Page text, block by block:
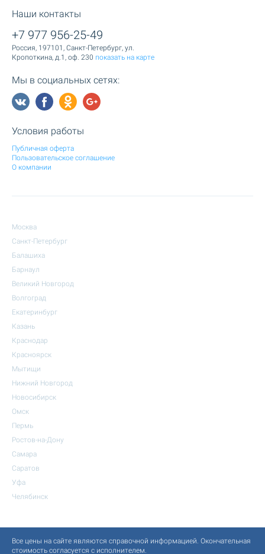
Наши контакты
+7 977 956-25-49
Россия, 197101, Санкт-Петербург, ул.
Кропоткина, д.1, оф. 230 показать на карте
Мы в социальных сетях:
Условия работы
Публичная оферта
Пользовательское соглашение
О компании
Москва
Санкт-Петербург
Балашиха
Барнаул
Великий Новгород
Волгоград
Екатеринбург
Казань
Краснодар
Красноярск
Мытищи
Нижний Новгород
Новосибирск
Омск
Пермь
Ростов-на-Дону
Самара
Саратов
Уфа
Челябинск
Все цены на сайте являются справочной информацией. Окончательная
стоимость согласуется с исполнителем.